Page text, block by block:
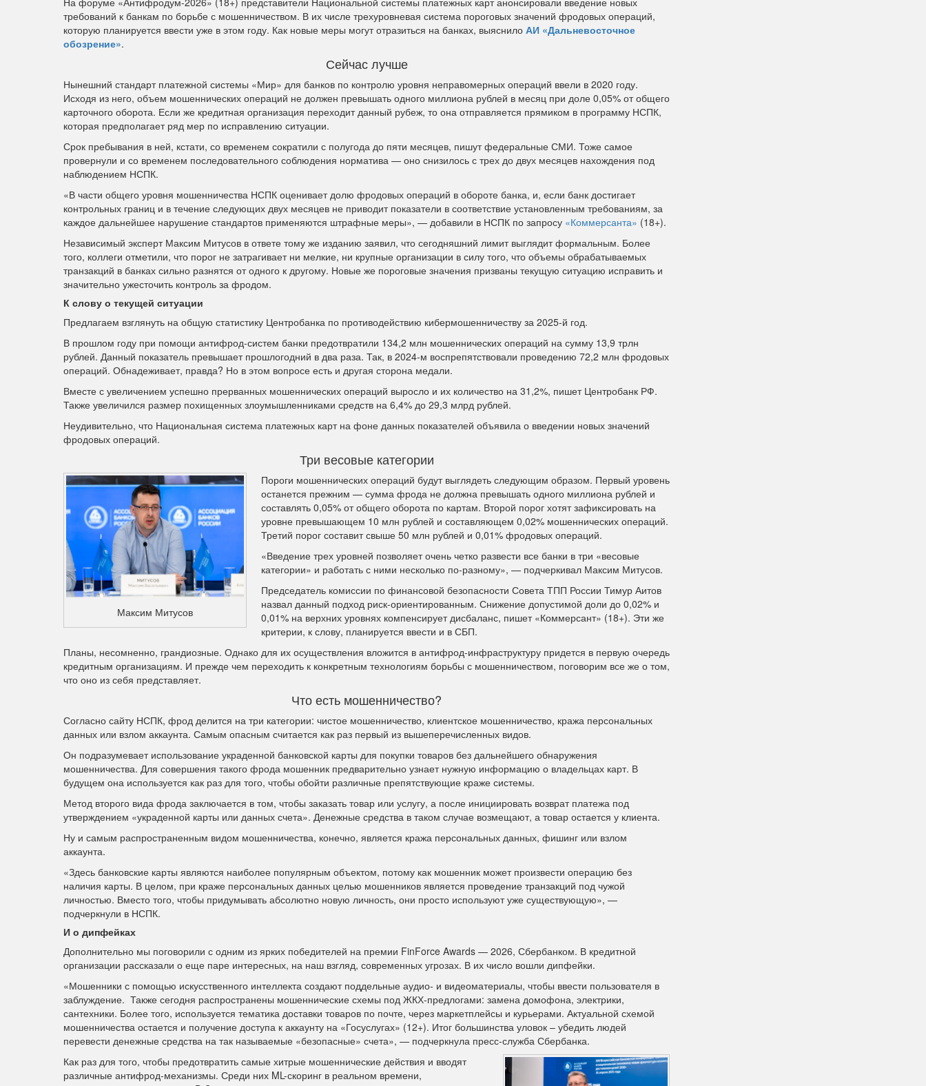
требований к банкам по борьбе с мошенничеством. В их числе трехуровневая система пороговых значений фродовых операций,
которую планируется ввести уже в этом году. Как новые меры могут отразиться на банках, выяснило АИ «Дальневосточное
обозрение».
Сейчас лучше
Нынешний стандарт платежной системы «Мир» для банков по контролю уровня неправомерных операций ввели в 2020 году.
Исходя из него, объем мошеннических операций не должен превышать одного миллиона рублей в месяц при доле 0,05% от общего
карточного оборота. Если же кредитная организация переходит данный рубеж, то она отправляется прямиком в программу НСПК,
которая предполагает ряд мер по исправлению ситуации.
Срок пребывания в ней, кстати, со временем сократили с полугода до пяти месяцев, пишут федеральные СМИ. Тоже самое
провернули и со временем последовательного соблюдения норматива — оно снизилось с трех до двух месяцев нахождения под
наблюдением НСПК.
«В части общего уровня мошенничества НСПК оценивает долю фродовых операций в обороте банка, и, если банк достигает
контрольных границ и в течение следующих двух месяцев не приводит показатели в соответствие установленным требованиям, за
каждое дальнейшее нарушение стандартов применяются штрафные меры», — добавили в НСПК по запросу «Коммерсанта» (18+).
Независимый эксперт Максим Митусов в ответе тому же изданию заявил, что сегодняшний лимит выглядит формальным. Более
того, коллеги отметили, что порог не затрагивает ни мелкие, ни крупные организации в силу того, что объемы обрабатываемых
транзакций в банках сильно разнятся от одного к другому. Новые же пороговые значения призваны текущую ситуацию исправить и
значительно ужесточить контроль за фродом.
К слову о текущей ситуации
Предлагаем взглянуть на общую статистику Центробанка по противодействию кибермошенничеству за 2025-й год.
В прошлом году при помощи антифрод-систем банки предотвратили 134,2 млн мошеннических операций на сумму 13,9 трлн
рублей. Данный показатель превышает прошлогодний в два раза. Так, в 2024-м воспрепятствовали проведению 72,2 млн фродовых
операций. Обнадеживает, правда? Но в этом вопросе есть и другая сторона медали.
Вместе с увеличением успешно прерванных мошеннических операций выросло и их количество на 31,2%, пишет Центробанк РФ.
Также увеличился размер похищенных злоумышленниками средств на 6,4% до 29,3 млрд рублей.
Неудивительно, что Национальная система платежных карт на фоне данных показателей объявила о введении новых значений
фродовых операций.
Три весовые категории
Максим Митусов
Пороги мошеннических операций будут выглядеть следующим образом. Первый уровень
останется прежним — сумма фрода не должна превышать одного миллиона рублей и
составлять 0,05% от общего оборота по картам. Второй порог хотят зафиксировать на
уровне превышающем 10 млн рублей и составляющем 0,02% мошеннических операций.
Третий порог составит свыше 50 млн рублей и 0,01% фродовых операций.
«Введение трех уровней позволяет очень четко развести все банки в три «весовые
категории» и работать с ними несколько по-разному», — подчеркивал Максим Митусов.
Председатель комиссии по финансовой безопасности Совета ТПП России Тимур Аитов
назвал данный подход риск-ориентированным. Снижение допустимой доли до 0,02% и
0,01% на верхних уровнях компенсирует дисбаланс, пишет «Коммерсант» (18+). Эти же
критерии, к слову, планируется ввести и в СБП.
Планы, несомненно, грандиозные. Однако для их осуществления вложится в антифрод-инфраструктуру придется в первую очередь
кредитным организациям. И прежде чем переходить к конкретным технологиям борьбы с мошенничеством, поговорим все же о том,
что оно из себя представляет.
Что есть мошенничество?
Согласно сайту НСПК, фрод делится на три категории: чистое мошенничество, клиентское мошенничество, кража персональных
данных или взлом аккаунта. Самым опасным считается как раз первый из вышеперечисленных видов.
Он подразумевает использование украденной банковской карты для покупки товаров без дальнейшего обнаружения
мошенничества. Для совершения такого фрода мошенник предварительно узнает нужную информацию о владельцах карт. В
будущем она используется как раз для того, чтобы обойти различные препятствующие краже системы.
Метод второго вида фрода заключается в том, чтобы заказать товар или услугу, а после инициировать возврат платежа под
утверждением «украденной карты или данных счета». Денежные средства в таком случае возмещают, а товар остается у клиента.
Ну и самым распространенным видом мошенничества, конечно, является кража персональных данных, фишинг или взлом
аккаунта.
«Здесь банковские карты являются наиболее популярным объектом, потому как мошенник может произвести операцию без
наличия карты. В целом, при краже персональных данных целью мошенников является проведение транзакций под чужой
личностью. Вместо того, чтобы придумывать абсолютно новую личность, они просто используют уже существующую», —
подчеркнули в НСПК.
И о дипфейках
Дополнительно мы поговорили с одним из ярких победителей на премии FinForce Awards — 2026, Сбербанком. В кредитной
организации рассказали о еще паре интересных, на наш взгляд, современных угрозах. В их число вошли дипфейки.
«Мошенники с помощью искусственного интеллекта создают поддельные аудио- и видеоматериалы, чтобы ввести пользователя в
заблуждение. Также сегодня распространены мошеннические схемы под ЖКХ-предлогами: замена домофона, электрики,
сантехники. Более того, используется тематика доставки товаров по почте, через маркетплейсы и курьерами. Актуальной схемой
мошенничества остается и получение доступа к аккаунту на «Госуслугах» (12+). Итог большинства уловок – убедить людей
перевести денежные средства на так называемые «безопасные» счета», — подчеркнула пресс-служба Сбербанка.
Как раз для того, чтобы предотвратить самые хитрые мошеннические действия и вводят
различные антифрод-механизмы. Среди них ML-скоринг в реальном времени,